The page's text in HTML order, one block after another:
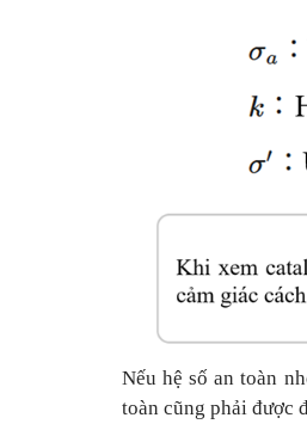
Nếu hệ số an toàn
toàn cũng phải được